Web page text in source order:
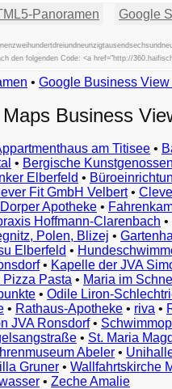
Panoramen Google
den folgenden Code: <a href="http://
• Google Business
Business
am Titisee •
• Bergische
Elberfeld •
Fit GmbH Velbert•
Dorper Apotheke •
Hoffmann-Clarenbach •
Polen, Blizej •
Elberfeld •
• Kapelle der JVA
Pizza Pasta • Maria im
• Odile Liron-
• Rathaus-Apotheke • riva •
JVA Ronsdorf•
• St. Maria
Abeler •
Gruner • Wallfahrtskirche
• Zeche Amalie